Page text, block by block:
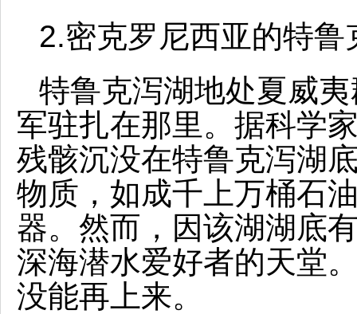
2.密克罗尼西亚的特鲁
特鲁克泻湖地处夏威
军驻扎在那里。据科学
残骸沉没在特鲁克泻湖
物质，如成千上万桶石
器。然而，因该湖湖底
深海潜水爱好者的天堂
没能再上来。